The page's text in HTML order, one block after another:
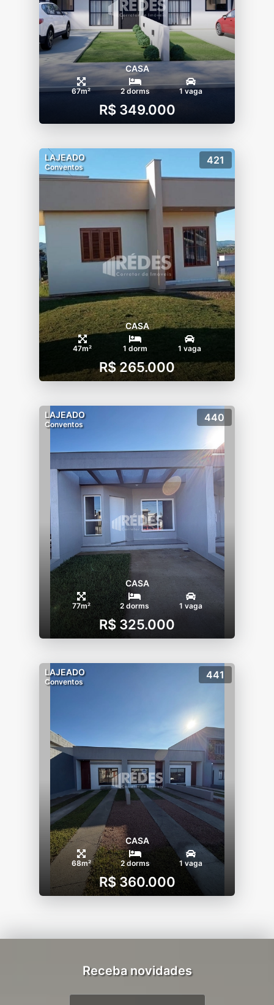
CASA
67m² 2 dorms 1 vaga
R$ 349.000
LAJEADO
Conventos
421
CASA
47m² 1 dorm 1 vaga
R$ 265.000
LAJEADO
Conventos
440
CASA
77m² 2 dorms 1 vaga
R$ 325.000
LAJEADO
Conventos
441
CASA
68m² 2 dorms 1 vaga
R$ 360.000
Receba novidades